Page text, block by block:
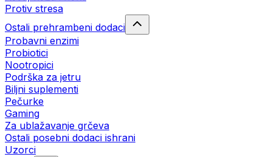
Protiv stresa
Ostali prehrambeni dodaci
Probavni enzimi
Probiotici
Nootropici
Podrška za jetru
Biljni suplementi
Pečurke
Gaming
Za ublažavanje grčeva
Ostali posebni dodaci ishrani
Uzorci